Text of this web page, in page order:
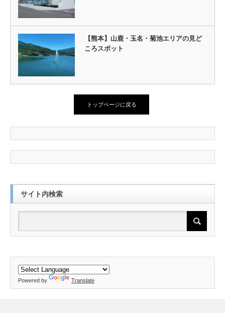
【熊本】山鹿・玉名・菊池エリアの見ど
ころスポット
トップページに戻る
サイト内検索
Powered by Translate